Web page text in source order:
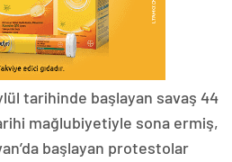
tarihinde başlayan savaş 44
mağlubiyetiyle sona ermiş,
başlayan protestolar